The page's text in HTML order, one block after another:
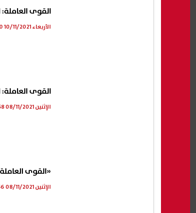
القوى العاملة:
الأربعاء 10/11/2021 12:10 م
القوى العاملة:
الإثنين 08/11/2021 12:58 م
«القوى العاملة»: تعيين 1203 شباب
الإثنين 08/11/2021 12:56 م